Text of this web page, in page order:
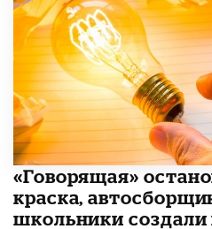
​«Говорящая»
краска,
школьники создали